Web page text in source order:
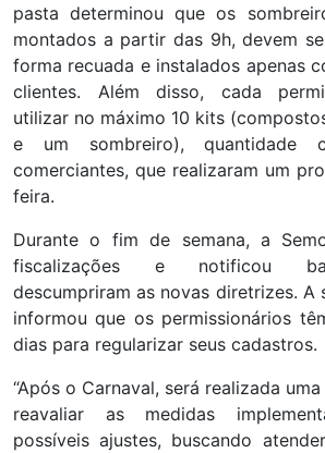
pasta determinou que os
montados a partir das 9h, devem
forma recuada e instalados apenas
clientes. Além disso, cada
utilizar no máximo 10 kits
e um sombreiro), quantidade
comerciantes, que realizaram um
feira.
Durante o fim de semana, a
fiscalizações e notificou
descumpriram as novas diretrizes. A
informou que os permissionários
dias para regularizar seus cadastros.
“Após o Carnaval, será realizada
reavaliar as medidas
possíveis ajustes, buscando